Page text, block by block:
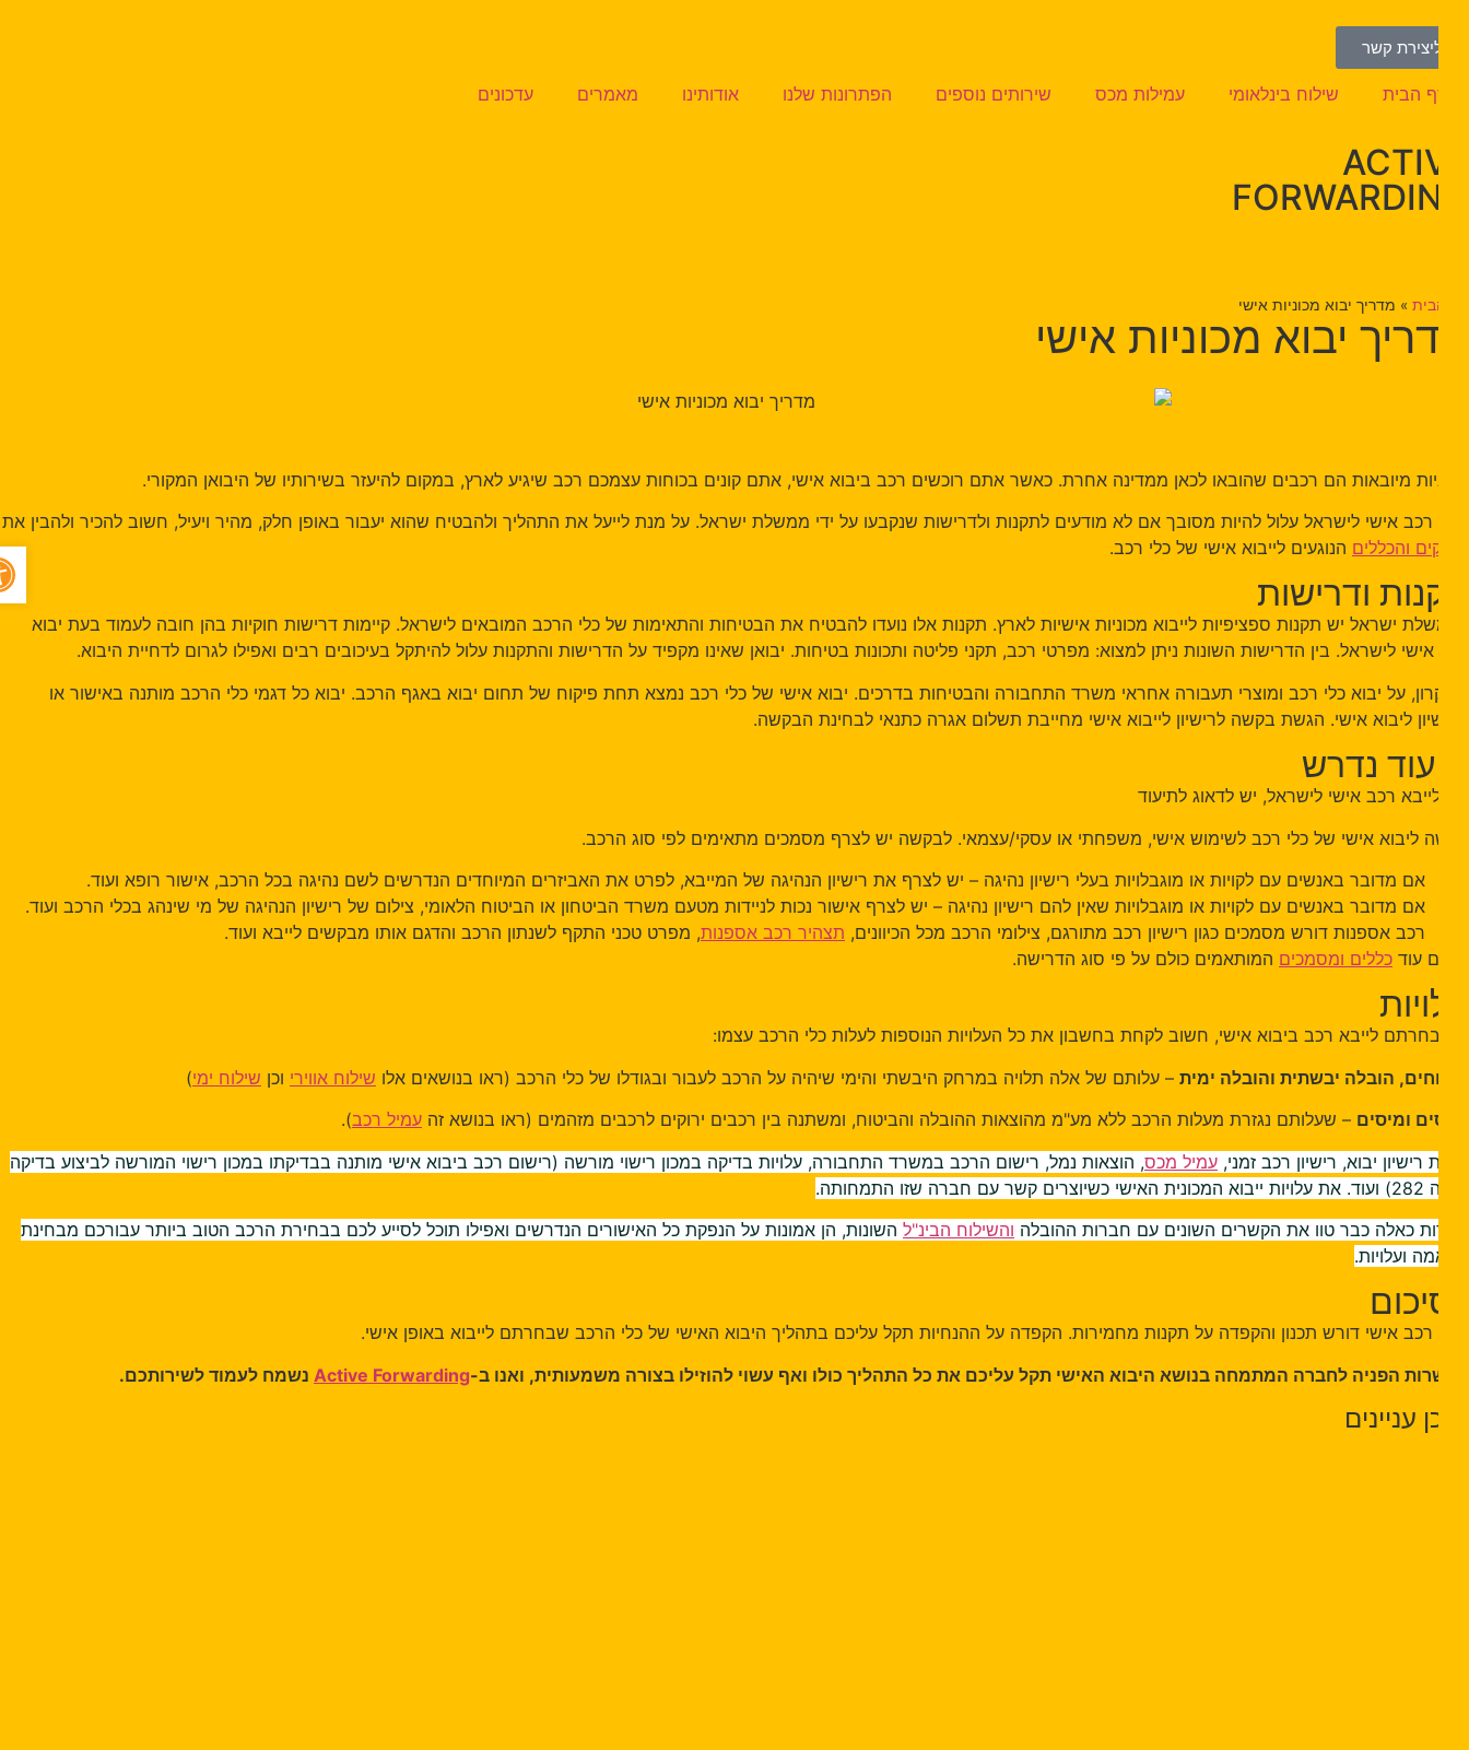
קשר
הבית שילוח בינלאומי עמילות מכס שירותים נוספים הפתרונות שלנו אודותינו מאמרים עדכונים
»מדריך יבוא מכוניות אישי
יבוא מכוניות אישי
מיובאות הם רכבים שהובאו לכאן ממדינה אחרת. כאשר אתם רוכשים רכב ביבוא אישי, אתם קונים בכוחות עצמכם רכב שיגיע לארץ, במקום להיעזר בשירותיו של היבואן המקורי.
רכב אישי לישראל עלול להיות מסובך אם לא מודעים לתקנות ולדרישות שנקבעו על ידי ממשלת ישראל. על מנת לייעל את התהליך ולהבטיח שהוא יעבור באופן חלק, מהיר ויעיל, חשוב להכיר ולהבין את
והכלליםהנוגעים לייבוא אישי של כלי רכב.
ודרישות
ישראל יש תקנות ספציפיות לייבוא מכוניות אישיות לארץ. תקנות אלו נועדו להבטיח את הבטיחות והתאימות של כלי הרכב המובאים לישראל. קיימות דרישות חוקיות בהן חובה לעמוד בעת יבוא
לישראל. בין הדרישות השונות ניתן למצוא: מפרטי רכב, תקני פליטה ותכונות בטיחות. יבואן שאינו מקפיד על הדרישות והתקנות עלול להיתקל בעיכובים רבים ואפילו לגרום לדחיית היבוא.
על יבוא כלי רכב ומוצרי תעבורה אחראי משרד התחבורה והבטיחות בדרכים. יבוא אישי של כלי רכב נמצא תחת פיקוח של תחום יבוא באגף הרכב. יבוא כל דגמי כלי הרכב מותנה באישור או
ליבוא אישי. הגשת בקשה לרישיון לייבוא אישי מחייבת תשלום אגרה כתנאי לבחינת הבקשה.
נדרש
רכב אישי לישראל, יש לדאוג לתיעוד
ליבוא אישי של כלי רכב לשימוש אישי, משפחתי או עסקי/עצמאי. לבקשה יש לצרף מסמכים מתאימים לפי סוג הרכב.
אם מדובר באנשים עם לקויות או מוגבלויות בעלי רישיון נהיגה – יש לצרף את רישיון הנהיגה של המייבא, לפרט את האביזרים המיוחדים הנדרשים לשם נהיגה בכל הרכב, אישור רופא ועוד.
אם מדובר באנשים עם לקויות או מוגבלויות שאין להם רישיון נהיגה – יש לצרף אישור נכות לניידות מטעם משרד הביטחון או הביטוח הלאומי, צילום של רישיון הנהיגה של מי שינהג בכלי הרכב ועוד.
רכב אספנות דורש מסמכים כגון רישיון רכב מתורגם, צילומי הרכב מכל הכיוונים,תצהיר רכב אספנות, מפרט טכני התקף לשנתון הרכב והדגם אותו מבקשים לייבא ועוד.
עוד כללים ומסמכיםהמותאמים כולם על פי סוג הדרישה.
לייבא רכב ביבוא אישי, חשוב לקחת בחשבון את כל העלויות הנוספות לעלות כלי הרכב עצמו:
הובלה יבשתית והובלה ימית– עלותם של אלה תלויה במרחק היבשתי והימי שיהיה על הרכב לעבור ובגודלו של כלי הרכב (ראו בנושאים אלו שילוח אוויריוכןשילוח ימי)
ומיסים– שעלותם נגזרת מעלות הרכב ללא מע"מ מהוצאות ההובלה והביטוח, ומשתנה בין רכבים ירוקים לרכבים מזהמים (ראו בנושא זהעמיל רכב ).
רישיון יבוא, רישיון רכב זמני,עמיל מכס, הוצאות נמל, רישום הרכב במשרד התחבורה, עלויות בדיקה במכון רישוי מורשה (רישום רכב ביבוא אישי מותנה בבדיקתו במכון רישוי המורשה לביצוע בדיקה
כאלה כבר טוו את הקשרים השונים עם חברות ההובלהוהשילוח הבינ"להשונות, הן אמונות על הנפקת כל האישורים הנדרשים ואפילו תוכל לסייע לכם בבחירת הרכב הטוב ביותר עבורכם מבחינת
ועלויות.
רכב אישי דורש תכנון והקפדה על תקנות מחמירות. הקפדה על ההנחיות תקל עליכם בתהליך היבוא האישי של כלי הרכב שבחרתם לייבוא באופן אישי.
הפניה לחברה המתמחה בנושא היבוא האישי תקל עליכם את כל התהליך כולו ואף עשוי להוזילו בצורה משמעותית, ואנו ב-Active Forwardingנשמח לעמוד לשירותכם.
עניינים
פתח